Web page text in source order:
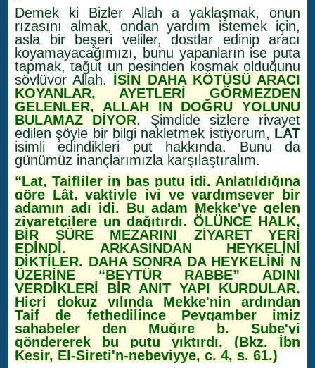
Demek ki Bizler Allah a yaklaşmak, onun
rızasını almak, ondan yardım istemek için,
asla bir beşeri veliler, dostlar edinip aracı
koyamayacağımızı, bunu yapanların ise puta
tapmak, tağut un peşinden koşmak olduğunu
söylüyor Allah. İŞİN DAHA KÖTÜSÜ ARACI
KOYANLAR, AYETLERİ GÖRMEZDEN
GELENLER, ALLAH IN DOĞRU YOLUNU
BULAMAZ DİYOR. Şimdide sizlere rivayet
edilen şöyle bir bilgi nakletmek istiyorum, LAT
isimli edindikleri put hakkında. Bunu da
günümüz inançlarımızla karşılaştıralım.
“Lat, Taifliler in baş putu idi. Anlatıldığına
göre Lât, vaktiyle iyi ve yardımsever bir
adamın adı idi. Bu adam Mekke'ye gelen
ziyaretçilere un dağıtırdı. ÖLÜNCE HALK,
BİR SÜRE MEZARINI ZİYARET YERİ
EDİNDİ. ARKASINDAN HEYKELİNİ
DİKTİLER. DAHA SONRA DA HEYKELİNİ N
ÜZERİNE “BEYTÜR RABBE” ADINI
VERDİKLERİ BİR ANIT YAPI KURDULAR.
Hicri dokuz yılında Mekke'nin ardından
Taif de fethedilince Peygamber imiz
sahabeler den Muğıre b. Şube'yi
göndererek bu putu yıktırdı. (Bkz. İbn
Kesir, El-Sireti'n-nebeviyye, c. 4, s. 61.)